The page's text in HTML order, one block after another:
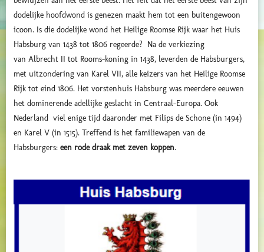
dodelijke hoofdwond is genezen maakt hem tot een buitengewoon
icoon. Is die dodelijke wond het Heilige Roomse Rijk waar het Huis
Habsburg van 1438 tot 1806 regeerde? Na de verkiezing
van Albrecht II tot Rooms-koning in 1438, leverden de Habsburgers,
met uitzondering van Karel VII, alle keizers van het Heilige Roomse
Rijk tot eind 1806. Het vorstenhuis Habsburg was meerdere eeuwen
het dominerende adellijke geslacht in Centraal-Europa. Ook
Nederland viel enige tijd daaronder met Filips de Schone (in 1494)
en Karel V (in 1515). Treffend is het familiewapen van de
Habsburgers: een rode draak met zeven koppen.